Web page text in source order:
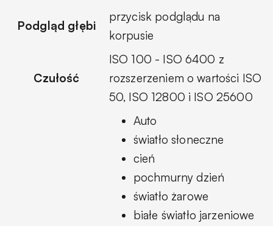
Podgląd głębi
przycisk podglądu na
korpusie
Czułość
ISO 100 - ISO 6400 z
rozszerzeniem o wartości ISO
50, ISO 12800 i ISO 25600
Auto
światło słoneczne
cień
pochmurny dzień
światło żarowe
białe światło jarzeniowe